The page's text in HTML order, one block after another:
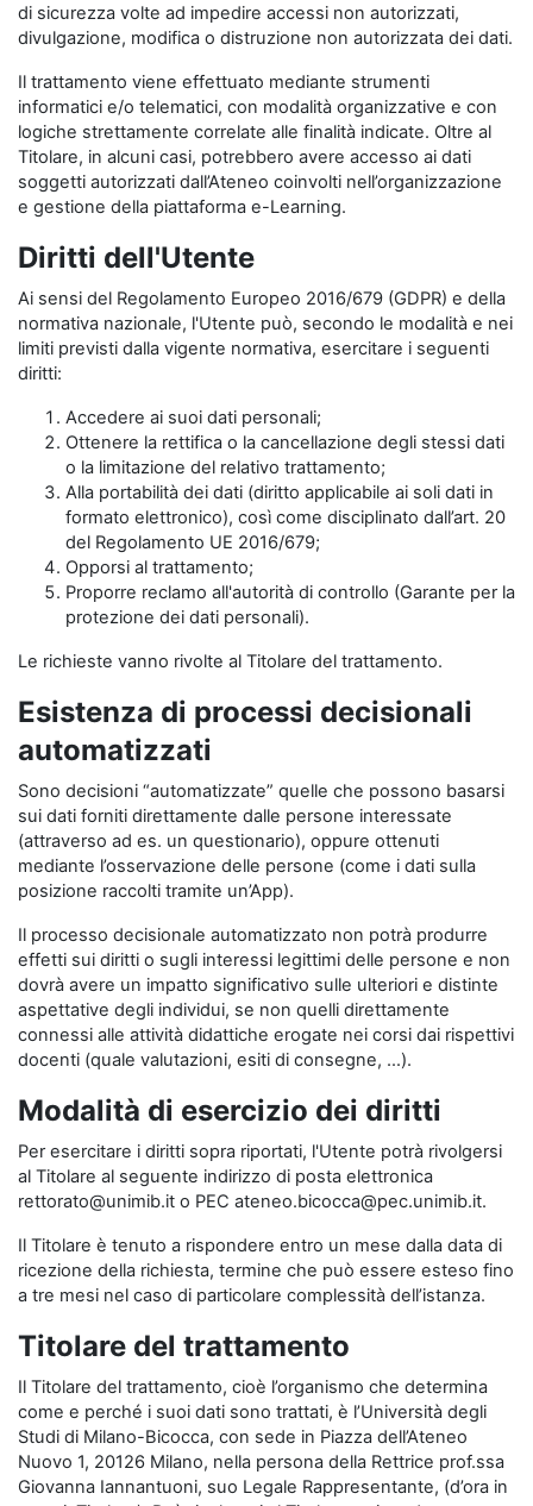
di sicurezza volte ad impedire accessi non autorizzati,
divulgazione, modifica o distruzione non autorizzata dei dati.
Il trattamento viene effettuato mediante strumenti
informatici e/o telematici, con modalità organizzative e con
logiche strettamente correlate alle finalità indicate. Oltre al
Titolare, in alcuni casi, potrebbero avere accesso ai dati
soggetti autorizzati dall’Ateneo coinvolti nell’organizzazione
e gestione della piattaforma e-Learning.
Diritti dell'Utente
Ai sensi del Regolamento Europeo 2016/679 (GDPR) e della
normativa nazionale, l'Utente può, secondo le modalità e nei
limiti previsti dalla vigente normativa, esercitare i seguenti
diritti:
Accedere ai suoi dati personali;
Ottenere la rettifica o la cancellazione degli stessi dati
o la limitazione del relativo trattamento;
Alla portabilità dei dati (diritto applicabile ai soli dati in
formato elettronico), così come disciplinato dall’art. 20
del Regolamento UE 2016/679;
Opporsi al trattamento;
Proporre reclamo all'autorità di controllo (Garante per la
protezione dei dati personali).
Le richieste vanno rivolte al Titolare del trattamento.
Esistenza di processi decisionali
automatizzati
Sono decisioni “automatizzate” quelle che possono basarsi
sui dati forniti direttamente dalle persone interessate
(attraverso ad es. un questionario), oppure ottenuti
mediante l’osservazione delle persone (come i dati sulla
posizione raccolti tramite un’App).
Il processo decisionale automatizzato non potrà produrre
effetti sui diritti o sugli interessi legittimi delle persone e non
dovrà avere un impatto significativo sulle ulteriori e distinte
aspettative degli individui, se non quelli direttamente
connessi alle attività didattiche erogate nei corsi dai rispettivi
docenti (quale valutazioni, esiti di consegne, …).
Modalità di esercizio dei diritti
Per esercitare i diritti sopra riportati, l'Utente potrà rivolgersi
al Titolare al seguente indirizzo di posta elettronica
rettorato@unimib.it o PEC ateneo.bicocca@pec.unimib.it.
Il Titolare è tenuto a rispondere entro un mese dalla data di
ricezione della richiesta, termine che può essere esteso fino
a tre mesi nel caso di particolare complessità dell’istanza.
Titolare del trattamento
Il Titolare del trattamento, cioè l’organismo che determina
come e perché i suoi dati sono trattati, è l’Università degli
Studi di Milano-Bicocca, con sede in Piazza dell’Ateneo
Nuovo 1, 20126 Milano, nella persona della Rettrice prof.ssa
Giovanna Iannantuoni, suo Legale Rappresentante, (d’ora in